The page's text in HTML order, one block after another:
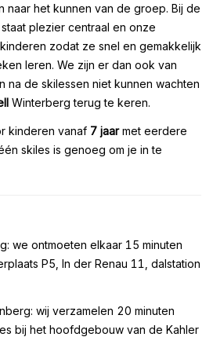
naar het kunnen van de groep. Bij de
plezier centraal en onze
zodat ze snel en gemakkelijk
leren. We zijn er dan ook van
na de skilessen niet kunnen wachten
Winterberg terug te keren.
kinderen vanaf 7 jaarmet eerdere
skiles is genoeg om je in te
we ontmoeten elkaar 15 minuten
P5, In der Renau 11, dalstation
wij verzamelen 20 minuten
bij het hoofdgebouw van de Kahler